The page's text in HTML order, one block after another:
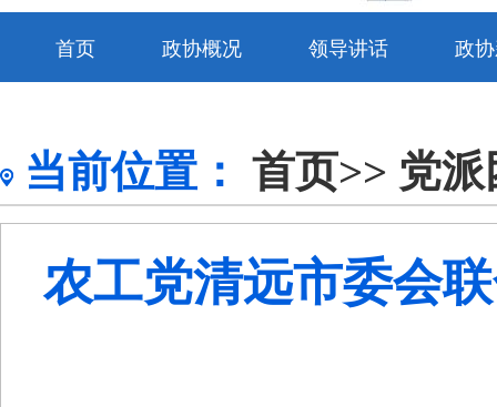
首页 政协概况 领导讲话 政
当前位置： 首页>> 党
农工党清远市委会